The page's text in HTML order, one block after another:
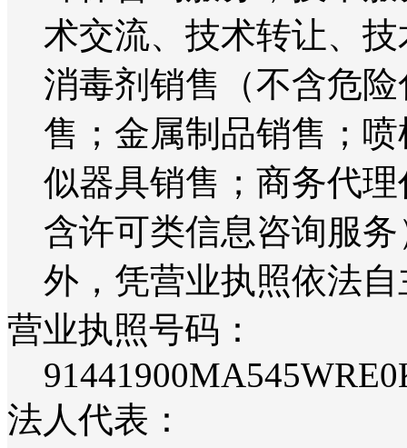
术交流、技术转让、
消毒剂销售（不含危
售；金属制品销售；
似器具销售；商务代
含许可类信息咨询服
外，凭营业执照依法
营业执照号码：
法人代表：